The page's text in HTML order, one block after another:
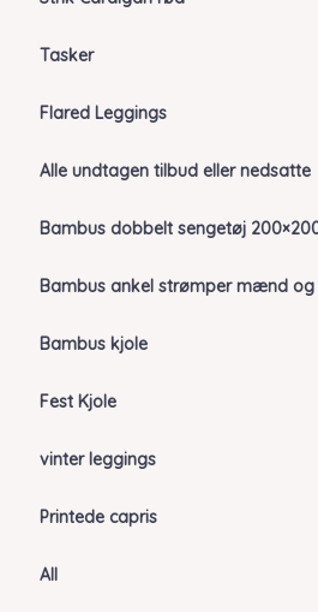
Tasker
Flared Leggings
Alle undtagen tilbud eller nedsatte
Bambus dobbelt sengetøj
Bambus ankel strømper mænd og
Bambus kjole
Fest Kjole
vinter leggings
Printede capris
All